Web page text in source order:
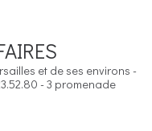
et de ses environs -
- 3 promenade